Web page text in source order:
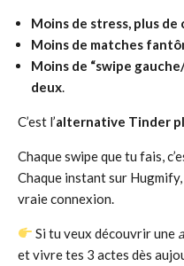
Moins de stress, plus de
Moins de matches
Moins de “swipe
deux
C’est l’alternative Tinder
Chaque swipe que tu fais,
Chaque instant sur Hugmify,
vraie connexion.
Si tu veux découvrir une
et vivre tes 3 actes dès